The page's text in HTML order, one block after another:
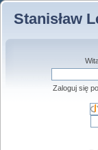
Stanisław
Zaloguj się